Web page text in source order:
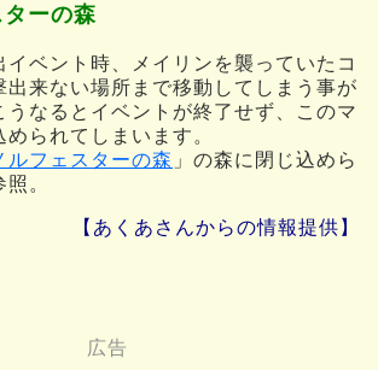
ターの森
イベント時、メイリンを襲っていたコ
出来ない場所まで移動してしまう事が
うなるとイベントが終了せず、このマ
められてしまいます。
ルフェスターの森 」の森に閉じ込めら
。
【あくあさんからの情報提供】